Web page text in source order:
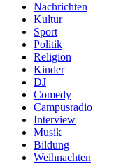
Nachrichten
Kultur
Sport
Politik
Religion
Kinder
DJ
Comedy
Campusradio
Interview
Musik
Bildung
Weihnachten